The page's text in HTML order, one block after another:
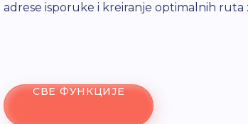
adrese isporuke i kreiranje optimalnih
СВЕ ФУНКЦИЈЕ